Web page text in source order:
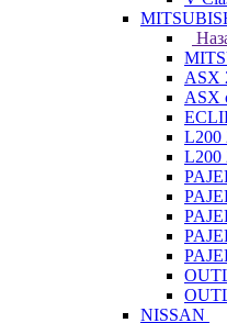
ASX
ASX
L200
L200
NISSAN